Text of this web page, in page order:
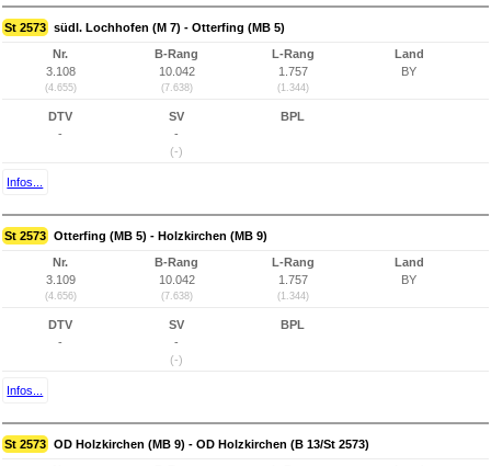
St 2573 südl. Lochhofen (M 7) - Otterfing (MB 5)
Nr.
3.108
(4.655)
B-Rang
10.042
(7.638)
L-Rang
1.757
(1.344)
Land
BY
DTV
-
SV
-
(-)
BPL
Infos...
St 2573 Otterfing (MB 5) - Holzkirchen (MB 9)
Nr.
3.109
(4.656)
B-Rang
10.042
(7.638)
L-Rang
1.757
(1.344)
Land
BY
DTV
-
SV
-
(-)
BPL
Infos...
St 2573 OD Holzkirchen (MB 9) - OD Holzkirchen (B 13/St 2573)